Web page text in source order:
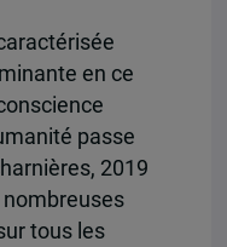
en ce
passe
2019
tous les